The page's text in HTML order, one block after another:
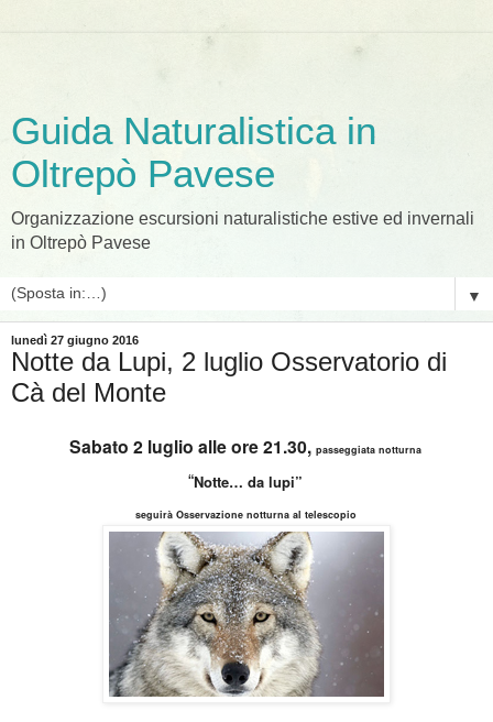
Guida Naturalistica in
Oltrepò Pavese
Organizzazione escursioni naturalistiche estive ed invernali
in Oltrepò Pavese
▼
lunedì 27 giugno 2016
Notte da Lupi, 2 luglio Osservatorio di
Cà del Monte
Sabato 2 luglio alle ore 21.30,passeggiata notturna
“Notte… da lupi”
seguirà Osservazione notturna al telescopio